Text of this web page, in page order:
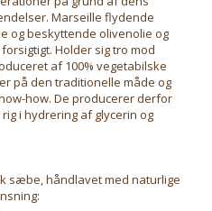
Marseille flydende
og beskyttende olivenolie og
Holder sig tro mod
af 100% vegetabilske
på den traditionelle måde og
how. De producerer derfor
i hydrering af glycerin og
sæbe, håndlavet med naturlige